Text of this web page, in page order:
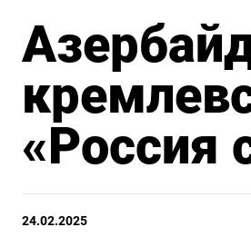
«Россия
24.02.2025